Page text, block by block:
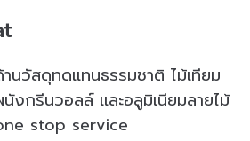
นวัสดุทดเเทนธรรมชาติ ไม้เทียม
งกรีนวอลล์ เเละอลูมิเนียมลายไม้
stop service